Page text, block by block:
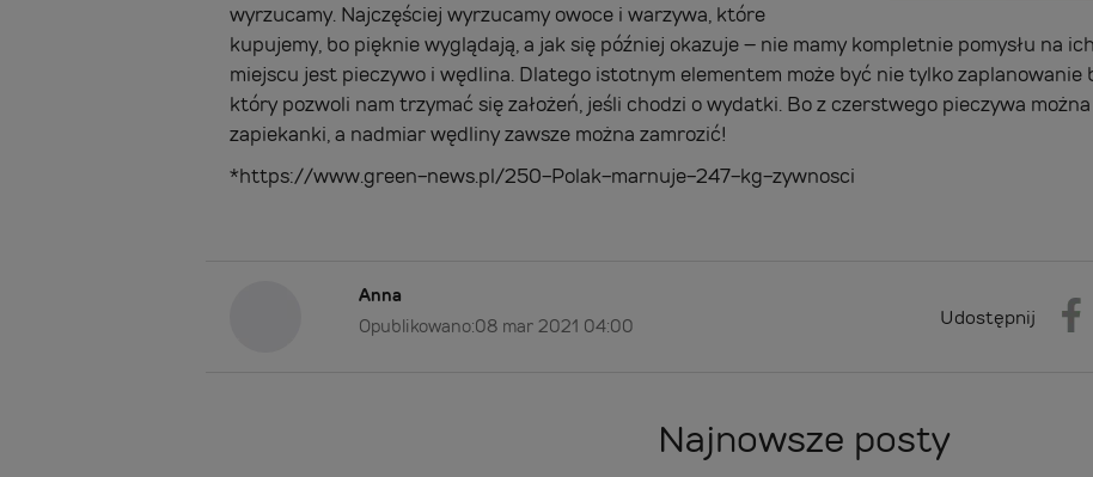
wyrzucamy. Najczęściej wyrzucamy owoce i warzywa, które
kupujemy, bo pięknie wyglądają, a jak się później okazuje – nie mamy kompletnie pomysłu na
miejscu jest pieczywo i wędlina. Dlatego istotnym elementem może być nie tylko zaplanowanie
który pozwoli nam trzymać się założeń, jeśli chodzi o wydatki. Bo z czerstwego pieczywa
zapiekanki, a nadmiar wędliny zawsze można zamrozić!
*https://www.green-news.pl/250-Polak-marnuje-247-kg-zywnosci
Anna
Opublikowano:08 mar 2021 04:00 Udostępnij
Najnowsze posty